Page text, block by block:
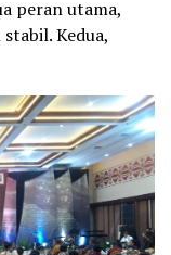
peran utama,
Kedua,